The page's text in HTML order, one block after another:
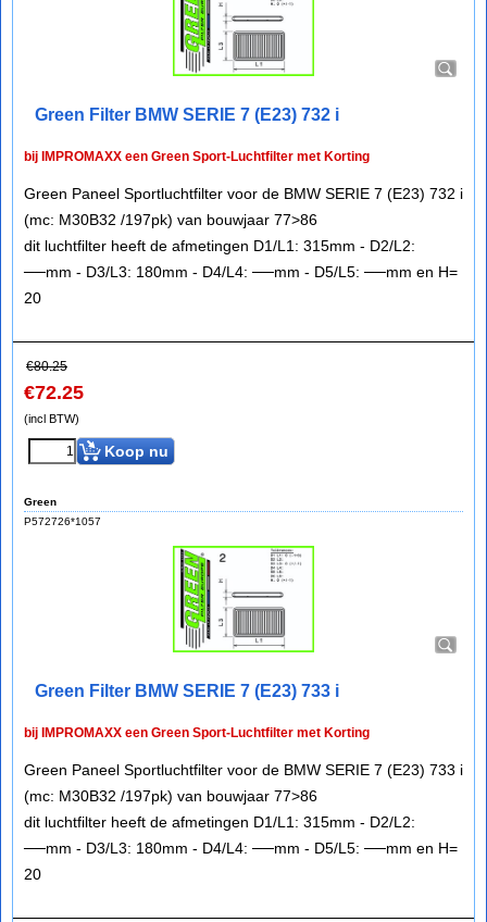
Green Filter BMW SERIE 7 (E23) 732 i
bij IMPROMAXX een Green Sport-Luchtfilter met Korting
Green Paneel Sportluchtfilter voor de BMW SERIE 7 (E23) 732 i
(mc: M30B32 /197pk) van bouwjaar 77>86
dit luchtfilter heeft de afmetingen D1/L1: 315mm - D2/L2:
──mm - D3/L3: 180mm - D4/L4: ──mm - D5/L5: ──mm en H=
20
€80.25
€72.25
(incl BTW)
Koop nu
Green
P572726*1057
Green Filter BMW SERIE 7 (E23) 733 i
bij IMPROMAXX een Green Sport-Luchtfilter met Korting
Green Paneel Sportluchtfilter voor de BMW SERIE 7 (E23) 733 i
(mc: M30B32 /197pk) van bouwjaar 77>86
dit luchtfilter heeft de afmetingen D1/L1: 315mm - D2/L2:
──mm - D3/L3: 180mm - D4/L4: ──mm - D5/L5: ──mm en H=
20